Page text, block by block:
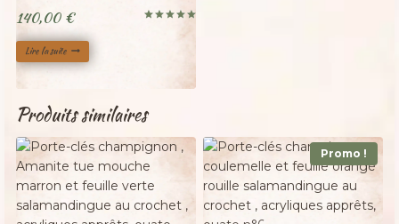
140,00 €
Lire la suite
Produits similaires
Promo !